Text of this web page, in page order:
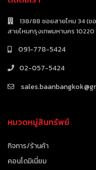
138/88 ซอยสายไหม 34 (
สายไหมกรุงเทพมหานคร 10220
091-778-5424
02-057-5424
หมวดหมู่สินทรัพย์
กิจการ/ร้านค้า
คอนโดมิเนี่ยม